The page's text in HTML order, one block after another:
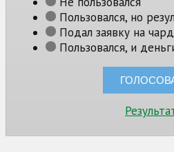
Пользовался, но
Подал заявку на
Пользовался, и